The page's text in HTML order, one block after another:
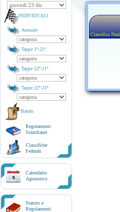
INDIVIDUALI
Annuale
Tappe 1ª-21ª
Tappe 22ª-21ª
Tappe 22ª-21ª
Bando
Regolamenti
Simultanei
Classifiche
Federali
9
Calendario
Agonistico
Statuto e
Regolamenti
Classifica